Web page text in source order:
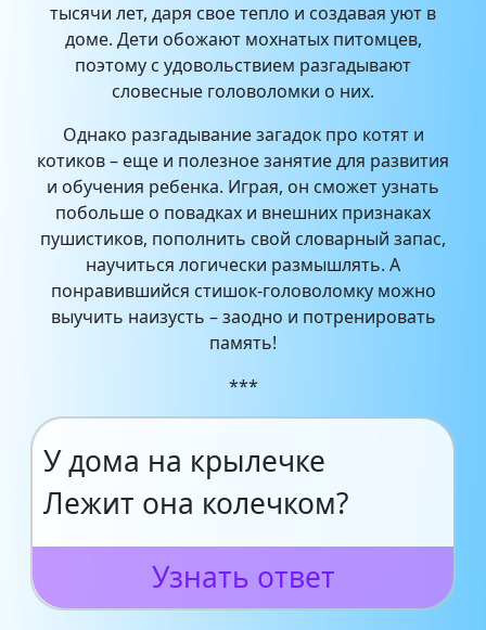
тысячи лет, даря свое тепло и создавая уют в
доме. Дети обожают мохнатых питомцев,
поэтому с удовольствием разгадывают
словесные головоломки о них.
Однако разгадывание загадок про котят и
котиков – еще и полезное занятие для развития
и обучения ребенка. Играя, он сможет узнать
побольше о повадках и внешних признаках
пушистиков, пополнить свой словарный запас,
научиться логически размышлять. А
понравившийся стишок-головоломку можно
выучить наизусть – заодно и потренировать
память!
***
У дома на крылечке
Лежит она колечком?
Узнать ответ